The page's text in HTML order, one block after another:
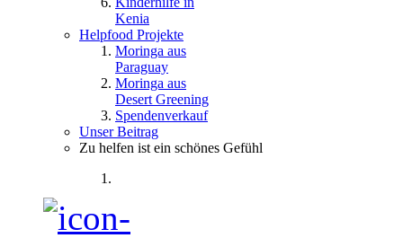
Kenia
Helpfood Projekte
Moringa aus
Paraguay
Moringa aus
Desert Greening
Spendenverkauf
Unser Beitrag
Zu helfen ist ein schönes Gefühl